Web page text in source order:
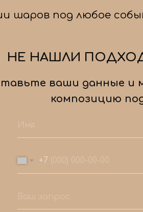
шаров под любое
+7
НЕ НАШЛИ
ваши данные и
композицию